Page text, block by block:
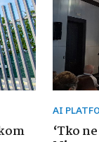
AI
‘Tko